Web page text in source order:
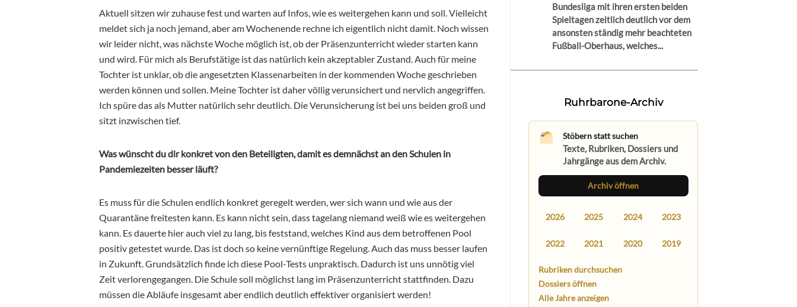
Aktuell sitzen wir zuhause fest und warten auf Infos, wie es weitergehen kann und soll. Vielleicht
meldet sich ja noch jemand, aber am Wochenende rechne ich eigentlich nicht damit. Noch wissen
wir leider nicht, was nächste Woche möglich ist, ob der Präsenzunterricht wieder starten kann
und wird. Für mich als Berufstätige ist das natürlich kein akzeptabler Zustand. Auch für meine
Tochter ist unklar, ob die angesetzten Klassenarbeiten in der kommenden Woche geschrieben
werden können und sollen. Meine Tochter ist daher völlig verunsichert und nervlich angegriffen.
Ich spüre das als Mutter natürlich sehr deutlich. Die Verunsicherung ist bei uns beiden groß und
sitzt inzwischen tief.
Was wünscht du dir konkret von den Beteiligten, damit es demnächst an den Schulen in
Pandemiezeiten besser läuft?
Es muss für die Schulen endlich konkret geregelt werden, wer sich wann und wie aus der
Quarantäne freitesten kann. Es kann nicht sein, dass tagelang niemand weiß wie es weitergehen
kann. Es dauerte hier auch viel zu lang, bis feststand, welches Kind aus dem betroffenen Pool
positiv getestet wurde. Das ist doch so keine vernünftige Regelung. Auch das muss besser laufen
in Zukunft. Grundsätzlich finde ich diese Pool-Tests unpraktisch. Dadurch ist uns unnötig viel
Zeit verlorengegangen. Die Schule soll möglichst lang im Präsenzunterricht stattfinden. Dazu
müssen die Abläufe insgesamt aber endlich deutlich effektiver organisiert werden!
Bundesliga mit ihren ersten beiden
Spieltagen zeitlich deutlich vor dem
ansonsten ständig mehr beachteten
Fußball-Oberhaus, welches...
Ruhrbarone-Archiv
Stöbern statt suchen
Texte, Rubriken, Dossiers und
Jahrgänge aus dem Archiv.
Archiv öffnen
2026 2025 2024 2023
2022 2021 2020 2019
Rubriken durchsuchen
Dossiers öffnen
Alle Jahre anzeigen